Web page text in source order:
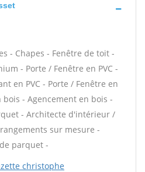
- Chapes - Fenêtre de toit -
- Porte / Fenêtre en PVC -
en PVC - Porte / Fenêtre en
- Agencement en bois -
- Architecte d'intérieur /
sur mesure -
parquet -
christophe